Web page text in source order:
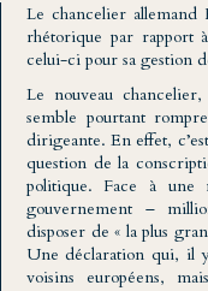
Le chancelier
rhétorique par rapport
celui-ci pour sa gestion
Le nouveau
semble pourtant
dirigeante. En effet,
question de la
politique. Face à une
gouvernement –
disposer de « la plus
Une déclaration qui, il y
voisins européens,